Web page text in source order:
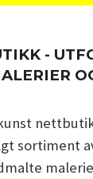
-
sortiment